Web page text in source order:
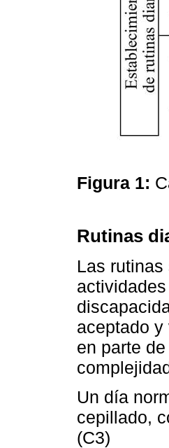
Figura 1:
Rutinas
Las
aceptado
en parte
Un día
cepillado,
(C3)